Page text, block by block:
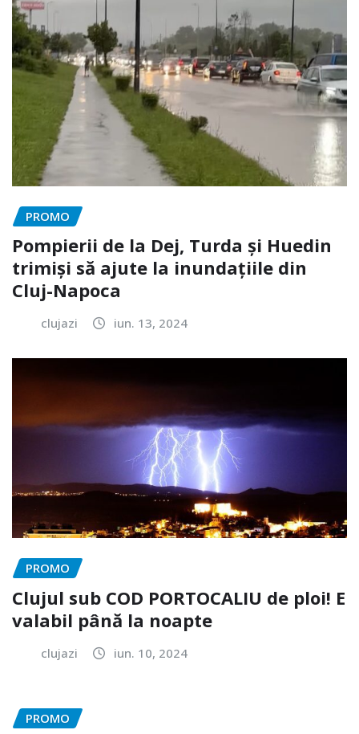
PROMO
Pompierii de la Dej, Turda și Huedin
trimiși să ajute la inundațiile din
Cluj-Napoca
clujazi iun. 13, 2024
PROMO
Clujul sub COD PORTOCALIU de ploi! E
valabil până la noapte
clujazi iun. 10, 2024
PROMO